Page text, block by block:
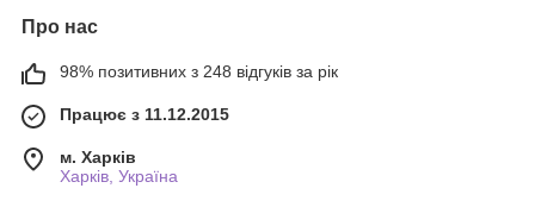
Про нас
98% позитивних з 248 відгуків за рік
Працює з 11.12.2015
м. Харків
Харків, Україна